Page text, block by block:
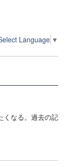
Language ▼
くなる。過去の記